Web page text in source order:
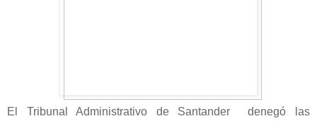
El Tribunal Administrativo de Santander denegó las